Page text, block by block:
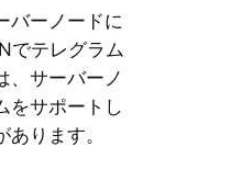
バーノードに
でテレグラム
、サーバーノ
をサポートし
ります。